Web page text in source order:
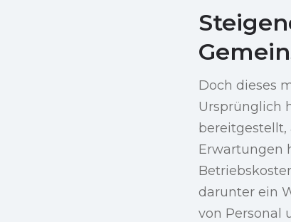
Doch dieses
Ursprünglich
bereitgestellt,
Erwartungen
darunter ein
von Personal